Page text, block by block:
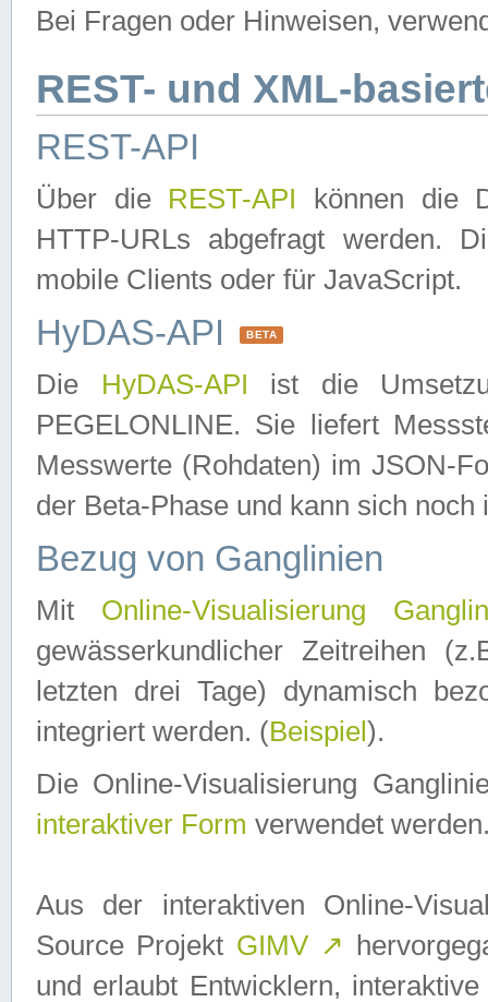
Bei Fragen oder Hinweisen,
REST- und XML-
REST-API
Über die REST-API können die
HTTP-URLs abgefragt werden.
mobile Clients oder für JavaScript.
HyDAS-API BETA
Die HyDAS-API ist die
PEGELONLINE. Sie liefert
Messwerte (Rohdaten) im JSON-
der Beta-Phase und kann sich noch
Bezug von Ganglinien
Mit Online-Visualisierung
gewässerkundlicher Zeitreihen
letzten drei Tage) dynamisch
integriert werden. (Beispiel ).
Die Online-Visualisierung
interaktiver Form verwendet
Aus der interaktiven Online-
Source Projekt GIMV ↗
und erlaubt Entwicklern,